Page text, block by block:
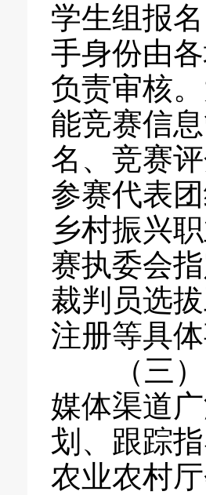
学生组报
手身份由
负责审核
能竞赛信
名、竞赛
参赛代表
乡村振兴
赛执委会
裁判员选
注册等具
（三）
媒体渠道
划、跟踪
农业农村